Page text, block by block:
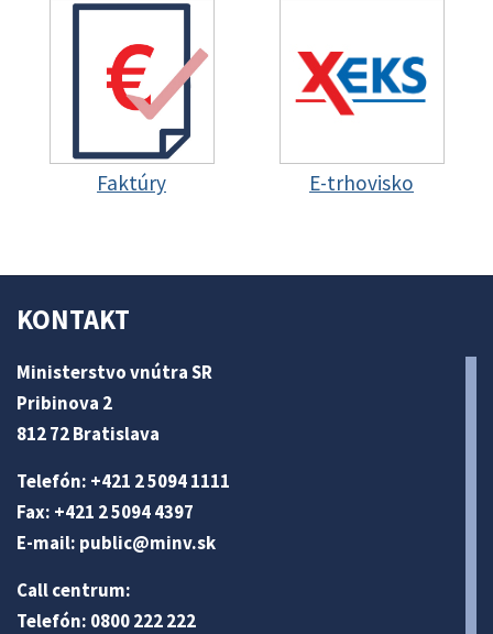
Faktúry E-trhovisko
KONTAKT
Ministerstvo vnútra SR
Pribinova 2
812 72 Bratislava
Telefón: +421 2 5094 1111
Fax: +421 2 5094 4397
E-mail: public@minv.sk
Call centrum:
Telefón: 0800 222 222